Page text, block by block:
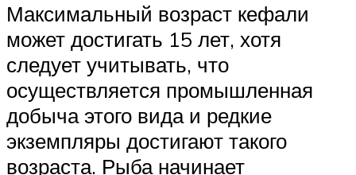
Максимальный возраст кефали
может достигать 15 лет, хотя
следует учитывать, что
осуществляется промышленная
добыча этого вида и редкие
экземпляры достигают такого
возраста. Рыба начинает